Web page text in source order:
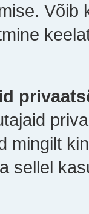
Võib
mingilt
sellel